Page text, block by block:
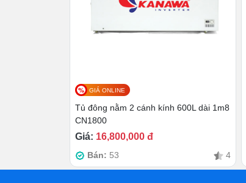
GIÁ ONLINE
Tủ đông nằm 2 cánh kính 600L dài 1m8
CN1800
Giá: 16,800,000 đ
Bán: 53 4